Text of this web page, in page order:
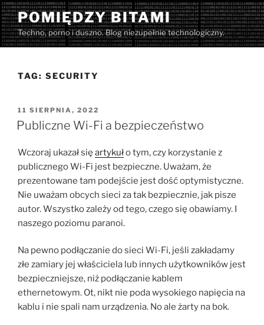
Przejdź
do
treści
POMIĘDZY BITAMI
Techno, porno i duszno. Blog niezupełnie technologiczny.
TAG: SECURITY
OPUBLIKOWANE
W
11 SIERPNIA, 2022
Publiczne Wi-Fi a bezpieczeństwo
Wczoraj ukazał się artykuło tym, czy korzystanie z
publicznego Wi-Fi jest bezpieczne. Uważam, że
prezentowane tam podejście jest dość optymistyczne.
Nie uważam obcych sieci za tak bezpiecznie, jak pisze
autor. Wszystko zależy od tego, czego się obawiamy. I
naszego poziomu paranoi.
Na pewno podłączanie do sieci Wi-Fi, jeśli zakładamy
złe zamiary jej właściciela lub innych użytkowników jest
bezpieczniejsze, niż podłączanie kablem
ethernetowym. Ot, nikt nie poda wysokiego napięcia na
kablu i nie spali nam urządzenia. No ale żarty na bok.